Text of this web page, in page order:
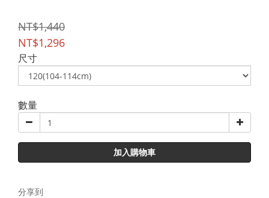
NT$1,440
NT$1,296
尺寸
數量
加入購物車
分享到